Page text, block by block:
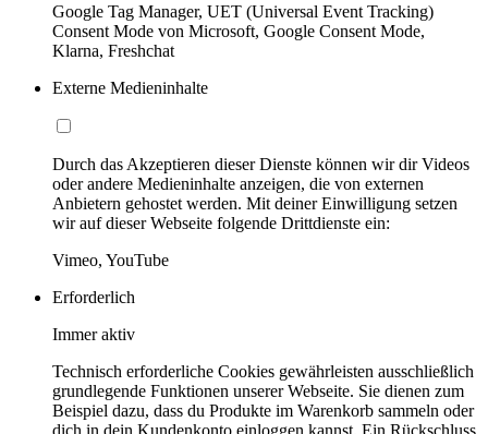
Google Tag Manager, UET (Universal Event Tracking)
Consent Mode von Microsoft, Google Consent Mode,
Klarna, Freshchat
Externe Medieninhalte
Durch das Akzeptieren dieser Dienste können wir dir Videos
oder andere Medieninhalte anzeigen, die von externen
Anbietern gehostet werden. Mit deiner Einwilligung setzen
wir auf dieser Webseite folgende Drittdienste ein:
Vimeo, YouTube
Erforderlich
Immer aktiv
Technisch erforderliche Cookies gewährleisten ausschließlich
grundlegende Funktionen unserer Webseite. Sie dienen zum
Beispiel dazu, dass du Produkte im Warenkorb sammeln oder
dich in dein Kundenkonto einloggen kannst. Ein Rückschluss